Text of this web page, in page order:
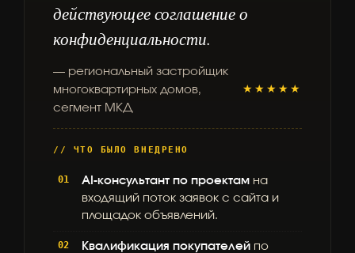
действующее соглашение о
конфиденциальности.
— региональный застройщик
многоквартирных домов,
сегмент МКД
★★★★★
// ЧТО БЫЛО ВНЕДРЕНО
AI-консультант по проектам на
входящий поток заявок с сайта и
площадок объявлений.
Квалификация покупателей по